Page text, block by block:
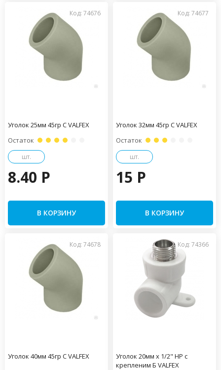
Код: 74676
Уголок 25мм 45гр С VALFEX
Остаток
шт.
8.40 P
В КОРЗИНУ
Код: 74677
Уголок 32мм 45гр С VALFEX
Остаток
шт.
15 P
В КОРЗИНУ
Код: 74678
Уголок 40мм 45гр С VALFEX
Код: 74366
Уголок 20мм x 1/2" НР с
крепленим Б VALFEX